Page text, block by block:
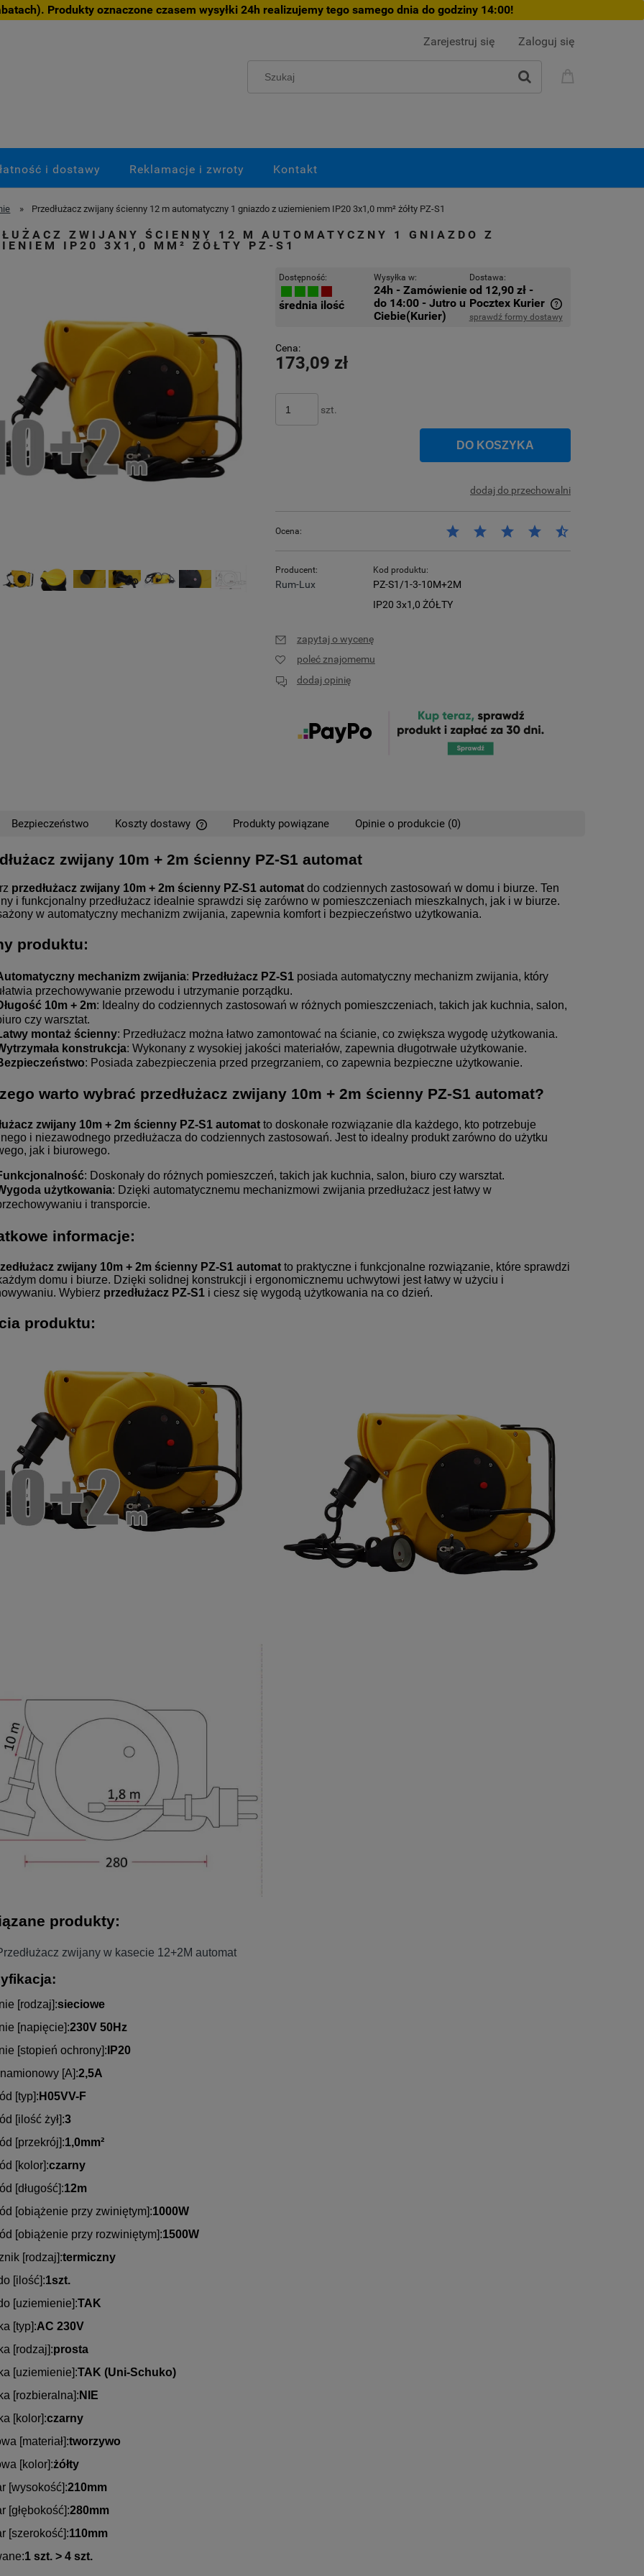
Produkty oznaczone czasem wysyłki 24h realizujemy tego samego dnia do godziny 14:00!
Zarejestruj się Zaloguj się
i dostawy Reklamacje i zwroty Kontakt
» Przedłużacz zwijany ścienny 12 m automatyczny 1 gniazdo z uziemieniem IP20 3x1,0 mm² żółty PZ-S1
ZWIJANY ŚCIENNY 12 M AUTOMATYCZNY 1 GNIAZDO Z
IP20 3X1,0 MM² ŻÓŁTY PZ-S1
Dostępność:
średnia ilość
Wysyłka w:
24h - Zamówienie
do 14:00 - Jutro u
Ciebie(Kurier)
Dostawa:
od 12,90 zł -
Pocztex Kurier
sprawdź formy dostawy
Cena:
173,09 zł
szt.
DO KOSZYKA
dodaj do przechowalni
Ocena:
Producent:
Rum-Lux
Kod produktu:
PZ-S1/1-3-10M+2M
IP20 3x1,0 ŻÓŁTY
zapytaj o wycenę
poleć znajomemu
dodaj opinię
Bezpieczeństwo Koszty dostawy
Cena nie zawiera ewentualnych kosztów
Produkty powiązane Opinie o produkcie (0)
zwijany 10m + 2m ścienny PZ-S1 automat
przedłużacz zwijany 10m + 2m ścienny PZ-S1 automat do codziennych zastosowań w domu i biurze. Ten
i funkcjonalny przedłużacz idealnie sprawdzi się zarówno w pomieszczeniach mieszkalnych, jak i w biurze.
w automatyczny mechanizm zwijania, zapewnia komfort i bezpieczeństwo użytkowania.
produktu:
mechanizm zwijania: Przedłużacz PZ-S1 posiada automatyczny mechanizm zwijania, który
przechowywanie przewodu i utrzymanie porządku.
10m + 2m: Idealny do codziennych zastosowań w różnych pomieszczeniach, takich jak kuchnia, salon,
czy warsztat.
montaż ścienny: Przedłużacz można łatwo zamontować na ścianie, co zwiększa wygodę użytkowania.
konstrukcja: Wykonany z wysokiej jakości materiałów, zapewnia długotrwałe użytkowanie.
: Posiada zabezpieczenia przed przegrzaniem, co zapewnia bezpieczne użytkowanie.
warto wybrać przedłużacz zwijany 10m + 2m ścienny PZ-S1 automat?
zwijany 10m + 2m ścienny PZ-S1 automat to doskonałe rozwiązanie dla każdego, kto potrzebuje
i niezawodnego przedłużacza do codziennych zastosowań. Jest to idealny produkt zarówno do użytku
jak i biurowego.
: Doskonały do różnych pomieszczeń, takich jak kuchnia, salon, biuro czy warsztat.
użytkowania: Dzięki automatycznemu mechanizmowi zwijania przedłużacz jest łatwy w
i transporcie.
informacje:
zwijany 10m + 2m ścienny PZ-S1 automat to praktyczne i funkcjonalne rozwiązanie, które sprawdzi
domu i biurze. Dzięki solidnej konstrukcji i ergonomicznemu uchwytowi jest łatwy w użyciu i
Wybierz przedłużacz PZ-S1 i ciesz się wygodą użytkowania na co dzień.
produktu:
produkty:
zwijany w kasecie 12+2M automat
[rodzaj]:sieciowe
[napięcie]:230V 50Hz
[stopień ochrony]: IP20
[A]:2,5A
[typ]: H05VV-F
[ilość żył]:3
[przekrój]:1,0mm²
[kolor]:czarny
[długość]:12m
[obiążenie przy zwiniętym]:1000W
[obiążenie przy rozwiniętym]:1500W
[rodzaj]:termiczny
[ilość]:1szt.
[uziemienie]:TAK
[typ]:AC 230V
[rodzaj]:prosta
[uziemienie]:TAK (Uni-Schuko)
[rozbieralna]: NIE
[kolor]:czarny
[materiał]:tworzywo
[kolor]:żółty
[wysokość]:210mm
[głębokość]:280mm
[szerokość]:110mm
1 szt. > 4 szt.